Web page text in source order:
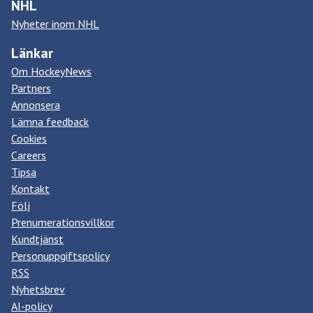
NHL
Nyheter inom NHL
Länkar
Om HockeyNews
Partners
Annonsera
Lämna feedback
Cookies
Careers
Tipsa
Kontakt
Följ
Prenumerationsvillkor
Kundtjänst
Personuppgiftspolicy
RSS
Nyhetsbrev
AI-policy